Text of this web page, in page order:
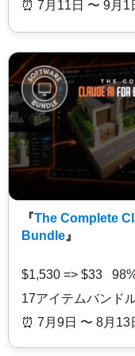
⏰️ 7月11日 〜 9月1
『The Complete
Bundle 』
$1,530 => $33
17アイテムバンド
⏰️ 7月9日 〜 8月13